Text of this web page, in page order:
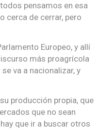
pensamos en esa
cerca de cerrar, pero
Europeo, y allí
más proagrícola
va a nacionalizar, y
producción propia, que
que no sean
que ir a buscar otros